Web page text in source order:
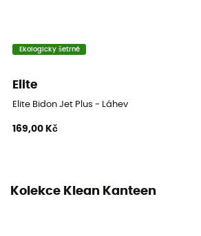
Ekologicky šetrné
Elite
Elite Bidon Jet Plus - Láhev
169,00 Kč
Kolekce Klean Kanteen